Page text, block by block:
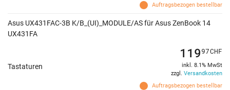
Auftragsbezogen bestellbar
Asus UX431FAC-3B K/B_(UI)_MODULE/AS für Asus ZenBook 14
UX431FA
Tastaturen
Auftragsbezogen bestellbar
11997CHF
inkl. 8.1% MwSt
zzgl. Versandkosten